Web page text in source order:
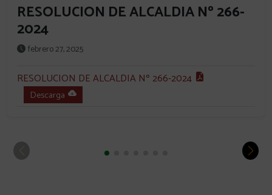
RESOLUCION DE ALCALDIA Nº 266-
2024
febrero 27, 2025
RESOLUCION DE ALCALDIA Nº 266-2024
Descarga